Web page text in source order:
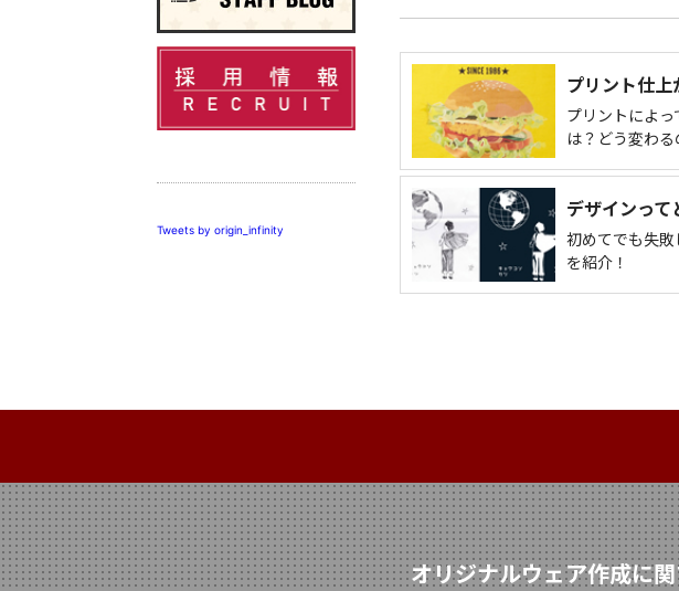
プリント仕上
プリントによ
は？どう変わる
デザインって
初めてでも失
を紹介！
Tweets by origin_infinity
オリジナルウェア作成に